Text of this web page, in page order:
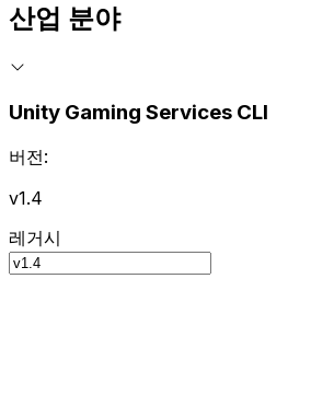
산업 분야
Unity Gaming Services CLI
버전:
v1.4
레거시